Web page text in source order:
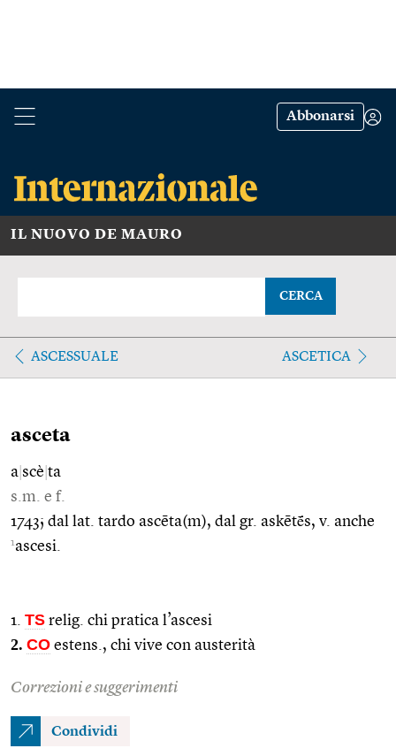
Abbonarsi
IL NUOVO DE MAURO
CERCA
ASCESSUALE ASCETICA
asceta
a scè ta
s.m. e f.
1743; dal lat. tardo ascēta(m), dal gr. askētḗs, v. anche
1ascesi.
1. TS relig. chi pratica l’ascesi
2. CO estens., chi vive con austerità
Correzioni e suggerimenti
Condividi